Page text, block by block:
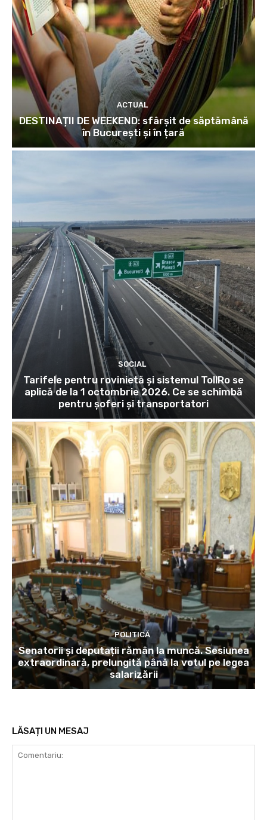
ACTUAL
DESTINAȚII DE WEEKEND: sfârșit de săptămână
în București și în țară
SOCIAL
Tarifele pentru rovinietă și sistemul TollRo se
aplică de la 1 octombrie 2026. Ce se schimbă
pentru șoferi și transportatori
POLITICĂ
Senatorii și deputații rămân la muncă. Sesiunea
extraordinară, prelungită până la votul pe legea
salarizării
LĂSAȚI UN MESAJ